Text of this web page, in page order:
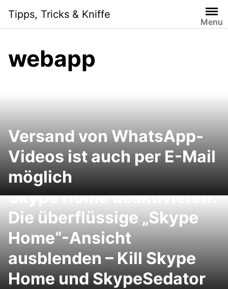
content
Tipps, Tricks & Kniffe
Menu
webapp
Versand von WhatsApp-
Videos ist auch per E-Mail
möglich
Skype Home deaktivieren:
Die überflüssige „Skype
Home“-Ansicht
ausblenden – Kill Skype
Home und SkypeSedator